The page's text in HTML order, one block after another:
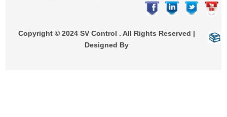
Copyright © 2024 SV Control . All Rights Reserved |
Designed By